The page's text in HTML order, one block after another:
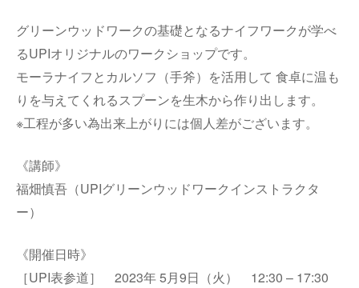
グリーンウッドワークの基礎となるナイフワークが学べ
るUPIオリジナルのワークショップです。
モーラナイフとカルソフ（手斧）を活用して 食卓に温も
りを与えてくれるスプーンを生木から作り出します。
※工程が多い為出来上がりには個人差がございます。
《講師》
福畑慎吾（UPIグリーンウッドワークインストラクタ
ー）
《開催日時》
［UPI表参道］ 2023年 5月9日（火） 12:30 – 17:30